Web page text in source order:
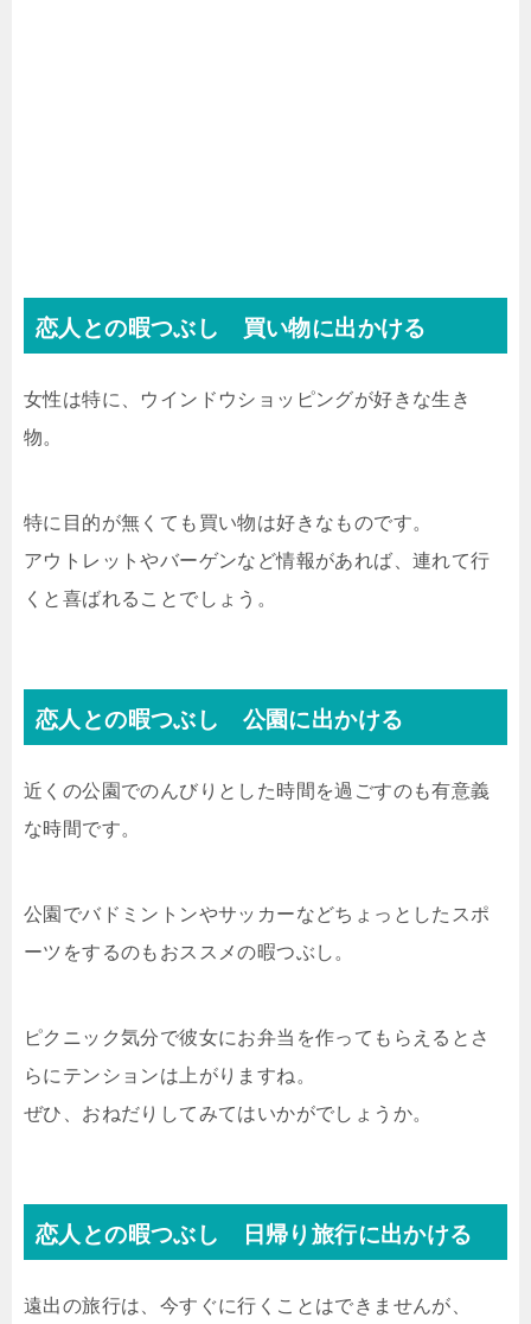
恋人との暇つぶし 買い物に出かける
女性は特に、ウインドウショッピングが好きな生き
物。
特に目的が無くても買い物は好きなものです。
アウトレットやバーゲンなど情報があれば、連れて行
くと喜ばれることでしょう。
恋人との暇つぶし 公園に出かける
近くの公園でのんびりとした時間を過ごすのも有意義
な時間です。
公園でバドミントンやサッカーなどちょっとしたスポ
ーツをするのもおススメの暇つぶし。
ピクニック気分で彼女にお弁当を作ってもらえるとさ
らにテンションは上がりますね。
ぜひ、おねだりしてみてはいかがでしょうか。
恋人との暇つぶし 日帰り旅行に出かける
遠出の旅行は、今すぐに行くことはできませんが、